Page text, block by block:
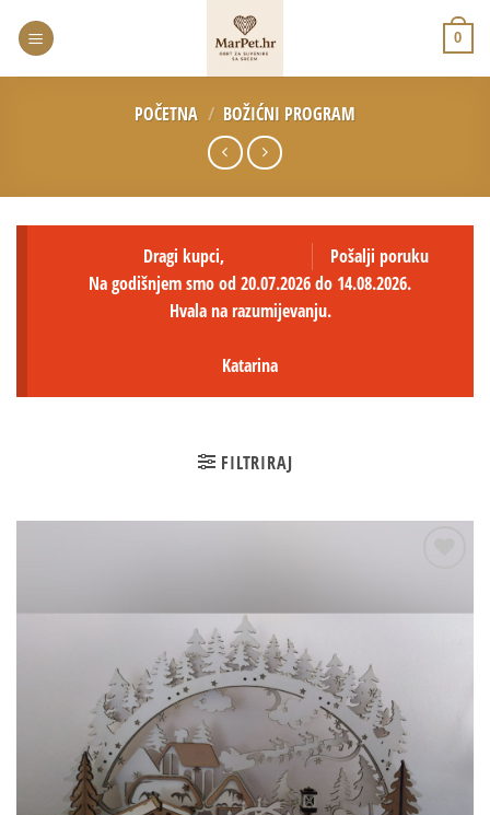
0
POČETNA / BOŽIĆNI PROGRAM
Pošalji poruku
Dragi kupci,
Na godišnjem smo od 20.07.2026 do 14.08.2026.
Hvala na razumijevanju.
Katarina
FILTRIRAJ